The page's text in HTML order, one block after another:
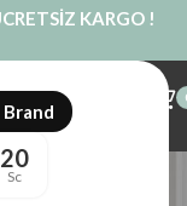
20
Sc
KARGO !
Seti